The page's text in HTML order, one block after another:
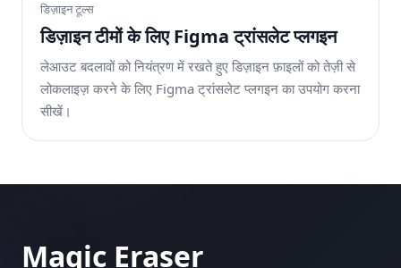
डिज़ाइन टूल्स
डिज़ाइन टीमों के लिए Figma ट्रांसलेट प्लगइन
लेआउट बदलावों को नियंत्रण में रखते हुए डिज़ाइन फ़ाइलों को तेज़ी से
लोकलाइज़ करने के लिए Figma ट्रांसलेट प्लगइन का उपयोग करना
सीखें।
Magic Eraser